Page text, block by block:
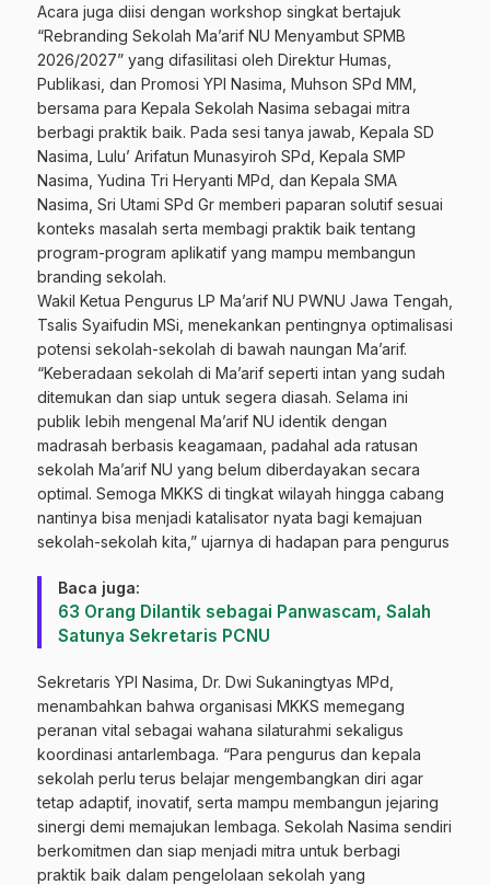
Acara juga diisi dengan workshop singkat bertajuk
“Rebranding Sekolah Ma’arif NU Menyambut SPMB
2026/2027” yang difasilitasi oleh Direktur Humas,
Publikasi, dan Promosi YPI Nasima, Muhson SPd MM,
bersama para Kepala Sekolah Nasima sebagai mitra
berbagi praktik baik. Pada sesi tanya jawab, Kepala SD
Nasima, Lulu’ Arifatun Munasyiroh SPd, Kepala SMP
Nasima, Yudina Tri Heryanti MPd, dan Kepala SMA
Nasima, Sri Utami SPd Gr memberi paparan solutif sesuai
konteks masalah serta membagi praktik baik tentang
program-program aplikatif yang mampu membangun
branding sekolah.
Wakil Ketua Pengurus LP Ma’arif NU PWNU Jawa Tengah,
Tsalis Syaifudin MSi, menekankan pentingnya optimalisasi
potensi sekolah-sekolah di bawah naungan Ma’arif.
“Keberadaan sekolah di Ma’arif seperti intan yang sudah
ditemukan dan siap untuk segera diasah. Selama ini
publik lebih mengenal Ma’arif NU identik dengan
madrasah berbasis keagamaan, padahal ada ratusan
sekolah Ma’arif NU yang belum diberdayakan secara
optimal. Semoga MKKS di tingkat wilayah hingga cabang
nantinya bisa menjadi katalisator nyata bagi kemajuan
sekolah-sekolah kita,” ujarnya di hadapan para pengurus
Baca juga:
63 Orang Dilantik sebagai Panwascam, Salah
Satunya Sekretaris PCNU
Sekretaris YPI Nasima, Dr. Dwi Sukaningtyas MPd,
menambahkan bahwa organisasi MKKS memegang
peranan vital sebagai wahana silaturahmi sekaligus
koordinasi antarlembaga. “Para pengurus dan kepala
sekolah perlu terus belajar mengembangkan diri agar
tetap adaptif, inovatif, serta mampu membangun jejaring
sinergi demi memajukan lembaga. Sekolah Nasima sendiri
berkomitmen dan siap menjadi mitra untuk berbagi
praktik baik dalam pengelolaan sekolah yang